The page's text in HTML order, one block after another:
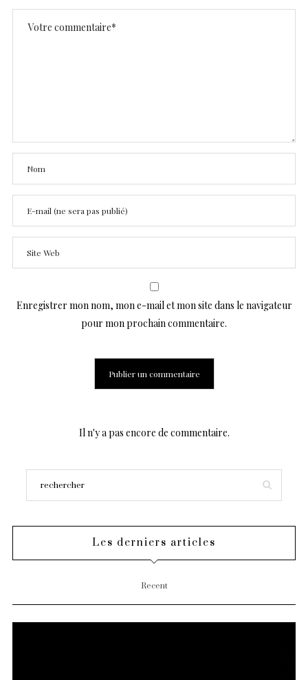
Enregistrer mon nom, mon e-mail et mon site dans le navigateur
pour mon prochain commentaire.
Il n'y a pas encore de commentaire.
Les derniers articles
Recent